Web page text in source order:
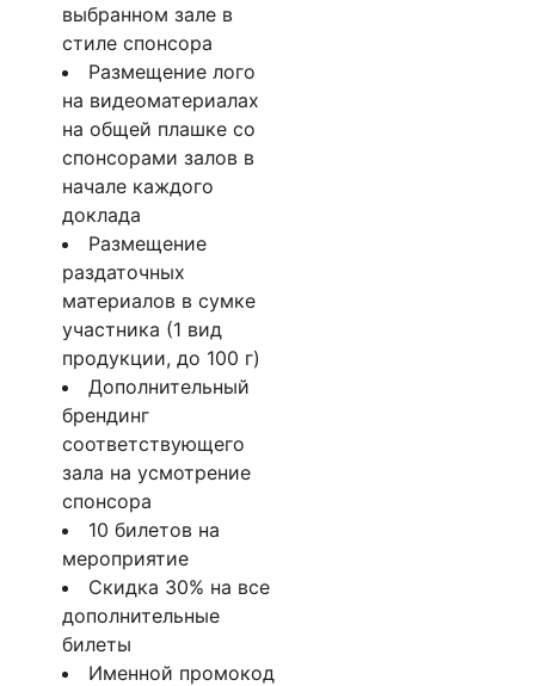
выбранном зале в
стиле спонсора
Размещение лого
на видеоматериалах
на общей плашке со
спонсорами залов в
начале каждого
доклада
Размещение
раздаточных
материалов в сумке
участника (1 вид
продукции, до 100 г)
Дополнительный
брендинг
соответствующего
зала на усмотрение
спонсора
10 билетов на
мероприятие
Скидка 30% на все
дополнительные
билеты
Именной промокод